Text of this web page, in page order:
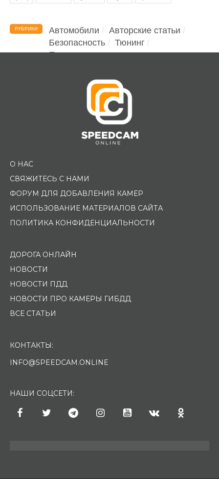
РУБРИКИ Автомобили
Авторские статьи
Безопасность
Тюнинг
Помощь водителю
О НАС
СВЯЖИТЕСЬ С НАМИ
ФОРУМ ДЛЯ ДОБАВЛЕНИЯ КАМЕР
ИСПОЛЬЗОВАНИЕ МАТЕРИАЛОВ САЙТА
ПОЛИТИКА КОНФИДЕНЦИАЛЬНОСТИ
ДОРОГА ОНЛАЙН
НОВОСТИ
НОВОСТИ ПДД
НОВОСТИ ПРО КАМЕРЫ ГИБДД
ВСЕ СТАТЬИ
КОНТАКТЫ:
INFO@SPEEDCAM.ONLINE
НАШИ СОЦСЕТИ: